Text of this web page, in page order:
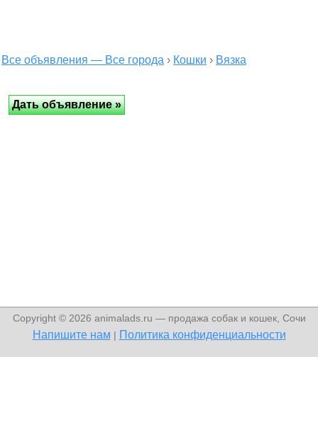
Все объявления — Все города › Кошки › Вязка
Copyright © 2026 animalads.ru — продажа собак и кошек, Сочи
Напишите нам Политика конфиденциальности